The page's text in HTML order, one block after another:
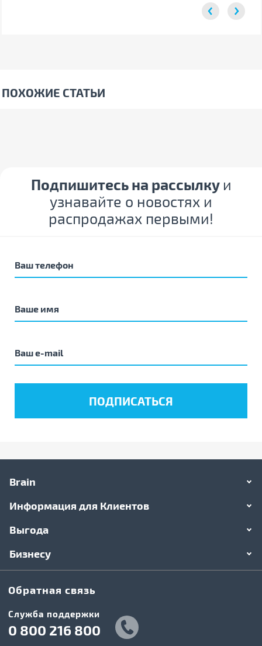
ПОХОЖИЕ СТАТЬИ
Подпишитесь на рассылку и
узнавайте о новостях и
распродажах первыми!
Brain
Информация для Клиентов
Выгода
Бизнесу
Обратная связь
Служба поддержки
0 800 216 800